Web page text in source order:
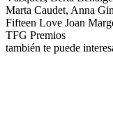
Marta Caudet, Anna
Fifteen Love Joan
TFG Premios
también te puede